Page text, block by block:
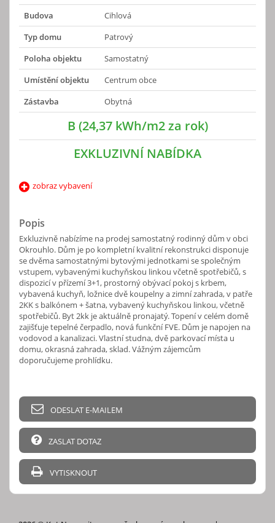
Budova
Cihlová
Typ domu
Patrový
Poloha objektu
Samostatný
Umístění objektu
Centrum obce
Zástavba
Obytná
B (24,37 kWh/m2 za rok)
EXKLUZIVNÍ NABÍDKA
zobraz vybavení
Popis
Exkluzivně nabízíme na prodej samostatný rodinný dům v obci
Okrouhlo. Dům je po kompletní kvalitní rekonstrukci disponuje
se dvěma samostatnými bytovými jednotkami se společným
vstupem, vybavenými kuchyňskou linkou včetně spotřebičů, s
dispozicí v přízemí 3+1, prostorný obývací pokoj s krbem,
vybavená kuchyň, ložnice dvě koupelny a zimní zahrada, v patře
2KK s balkónem + šatna, vybavený kuchyňskou linkou, včetně
spotřebičů. Byt 2kk je aktuálně pronajatý. Topení v celém domě
zajišťuje tepelné čerpadlo, nová funkční FVE. Dům je napojen na
vodovod a kanalizaci. Vlastní studna, dvě parkovací místa u
domu, okrasná zahrada, sklad. Vážným zájemcům
doporučujeme prohlídku.
ODESLAT E-MAILEM
ZASLAT DOTAZ
VYTISKNOUT